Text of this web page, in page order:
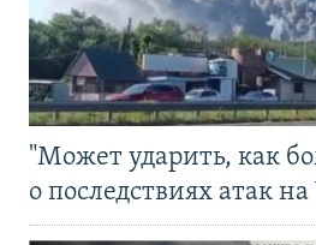
"Может ударить, как
о последствиях атак